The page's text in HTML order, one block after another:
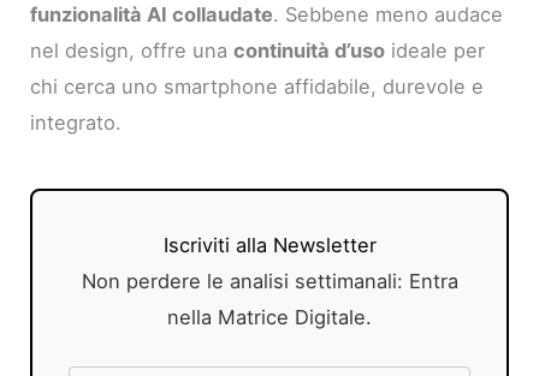
funzionalità AI collaudate. Sebbene meno audace
nel design, offre unacontinuità d’uso ideale per
chi cerca uno smartphone affidabile, durevole e
integrato.
Iscriviti alla Newsletter
Non perdere le analisi settimanali: Entra
nella Matrice Digitale.